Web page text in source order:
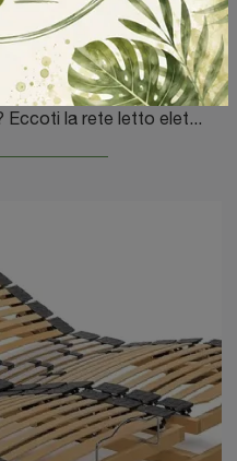
Vuoi rinnovare la zona notte? Eccoti la rete letto elettriche Flexa di DEM armonie del sonno.